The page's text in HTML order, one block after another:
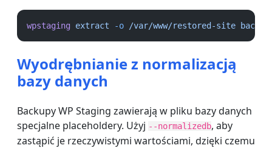
wpstaging extract -o /var/www/restored-site
Wyodrębnianie z normalizacją
bazy danych
Backupy WP Staging zawierają w pliku bazy danych
specjalne placeholdery. Użyj --normalizedb, aby
zastąpić je rzeczywistymi wartościami, dzięki czemu